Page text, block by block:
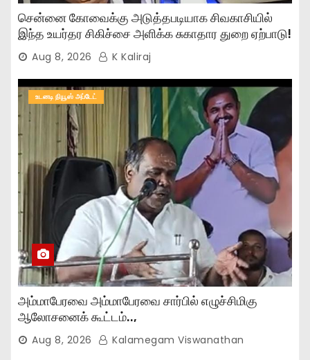
சென்னை கோவைக்கு அடுத்தபடியாக சிவகாசியில்
இந்த உயர்தர சிகிச்சை அளிக்க சுகாதார துறை ஏற்பாடு!
Aug 8, 2026 K Kaliraj
உடனடி நியூஸ் அப்டேட்
அம்மாபேரவை அம்மாபேரவை சார்பில் எழுச்சிமிகு
ஆலோசனைக் கூட்டம்..,
Aug 8, 2026 Kalamegam Viswanathan